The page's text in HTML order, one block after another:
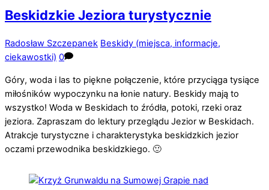
Beskidzkie Jeziora turystycznie
Radosław Szczepanek Beskidy (miejsca, informacje,
ciekawostki) 0
Góry, woda i las to piękne połączenie, które przyciąga tysiące
miłośników wypoczynku na łonie natury. Beskidy mają to
wszystko! Woda w Beskidach to źródła, potoki, rzeki oraz
jeziora. Zapraszam do lektury przeglądu Jezior w Beskidach.
Atrakcje turystyczne i charakterystyka beskidzkich jezior
oczami przewodnika beskidzkiego. 🙂